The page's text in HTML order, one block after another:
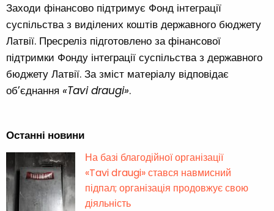
Заходи фінансово підтримує Фонд інтеграції
суспільства з виділених коштів державного бюджету
Латвії. Пресреліз підготовлено за фінансової
підтримки Фонду інтеграції суспільства з державного
бюджету Латвії. За зміст матеріалу відповідає
об’єднання «Tavi draugi».
Останні новини
На базі благодійної організації
«Tavi draugi» стався навмисний
підпал; організація продовжує свою
діяльність